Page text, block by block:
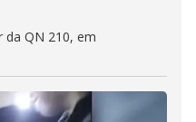
QN 210, em